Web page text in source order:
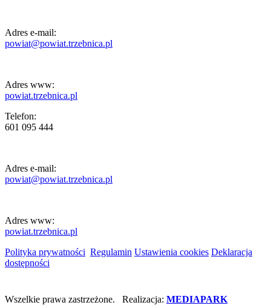
Adres e-mail:
powiat@powiat.trzebnica.pl
Adres www:
powiat.trzebnica.pl
Telefon:
601 095 444
Adres e-mail:
powiat@powiat.trzebnica.pl
Adres www:
powiat.trzebnica.pl
Polityka prywatności Regulamin Ustawienia cookies Deklaracja
dostępności
Wszelkie prawa zastrzeżone. Realizacja: MEDIAPARK